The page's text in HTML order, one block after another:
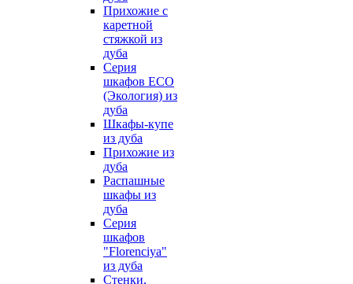
Прихожие с
каретной
стяжкой из
дуба
Серия
шкафов ECO
(Экология) из
дуба
Шкафы-купе
из дуба
Прихожие из
дуба
Распашные
шкафы из
дуба
Серия
шкафов
"Florenciya"
из дуба
Стенки,